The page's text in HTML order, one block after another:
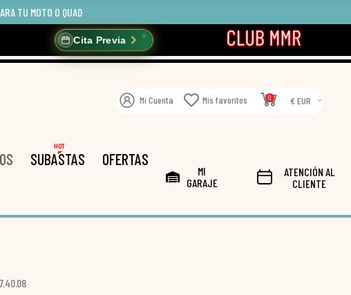
TU MOTO O QUAD
Cita Previa
Mi Cuenta Mis favoritos 0 € EUR
SUBASTAS
HOT
OFERTAS
MI
GARAJE
ATENCIÓN AL
CLIENTE